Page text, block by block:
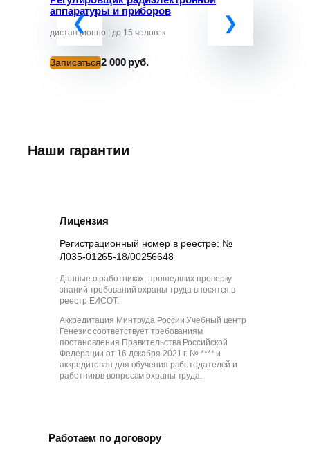
аппаратуры и приборов
дистанционно | до 15 человек
Записаться2 000 руб.
Наши гарантии
Лицензия
Регистрационный номер в реестре: №
Л035-01265-18/00256648
Данные о работниках, прошедших проверку
знаний требований охраны труда вносятся в
реестр ЕИСОТ.
Аккредитация Минтруда России Учебный центр
Генезис соответствует требованиям
постановления Правительства Российской
Федерации от 16 декабря 2021 г. № **** и
аккредитован для обучения работодателей и
работников вопросам охраны труда.
Работаем по договору